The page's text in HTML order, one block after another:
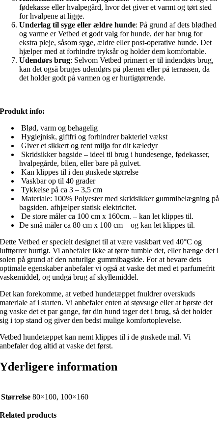
fødekasse eller hvalpegård, hvor det giver et varmt og tørt sted
for hvalpene at ligge.
Underlag til syge eller ældre hunde: På grund af dets blødhed
og varme er Vetbed et godt valg for hunde, der har brug for
ekstra pleje, såsom syge, ældre eller post-operative hunde. Det
hjælper med at forhindre tryksår og holder dem komfortable.
Udendørs brug: Selvom Vetbed primært er til indendørs brug,
kan det også bruges udendørs på plænen eller på terrassen, da
det holder godt på varmen og er hurtigtørrende.
Produkt info:
Blød, varm og behagelig
Hygiejnisk, giftfri og forhindrer bakteriel vækst
Giver et sikkert og rent miljø for dit kæledyr
Skridsikker bagside – ideel til brug i hundesenge, fødekasser,
hvalpegårde, bilen, eller bare på gulvet.
Kan klippes til i den ønskede størrelse
Vaskbar op til 40 grader
Tykkelse på ca 3 – 3,5 cm
Materiale: 100% Polyester med skridsikker gummibelægning på
bagsiden. afhjælper statisk elektricitet.
De store måler ca 100 cm x 160cm. – kan let klippes til.
De små måler ca 80 cm x 100 cm – og kan let klippes til.
Dette Vetbed er specielt designet til at være vaskbart ved 40°C og
lufttørrer hurtigt. Vi anbefaler ikke at tørre tumble det, eller hænge det i
solen på grund af den naturlige gummibagside. For at bevare dets
optimale egenskaber anbefaler vi også at vaske det med et parfumefrit
vaskemiddel, og undgå brug af skyllemiddel.
Det kan forekomme, at vetbed hundetæppet fnuldrer overskuds
materiale af i starten. Vi anbefaler enten at støvsuge eller at børste det
og vaske det et par gange, før din hund tager det i brug, så det holder
sig i top stand og giver den bedst mulige komfortoplevelse.
Vetbed hundetæppet kan nemt klippes til i de ønskede mål. Vi
anbefaler dog altid at vaske det først.
Yderligere information
Størrelse 80×100, 100×160
Related products